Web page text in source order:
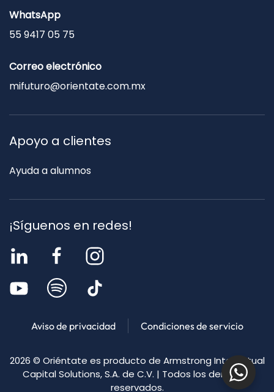
WhatsApp
55 9417 05 75
Correo electrónico
mifuturo@orientate.com.mx
Apoyo a clientes
Ayuda a alumnos
¡Síguenos en redes!
Aviso de privacidad Condiciones de servicio
2026 © Oriéntate es producto de Armstrong Intellectual
Capital Solutions, S.A. de C.V. | Todos los derechos
reservados.